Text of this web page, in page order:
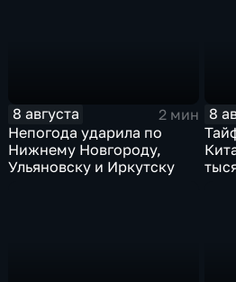
8 августа
2 мин
Непогода ударила по
Нижнему Новгороду,
Ульяновску и Иркутску
8